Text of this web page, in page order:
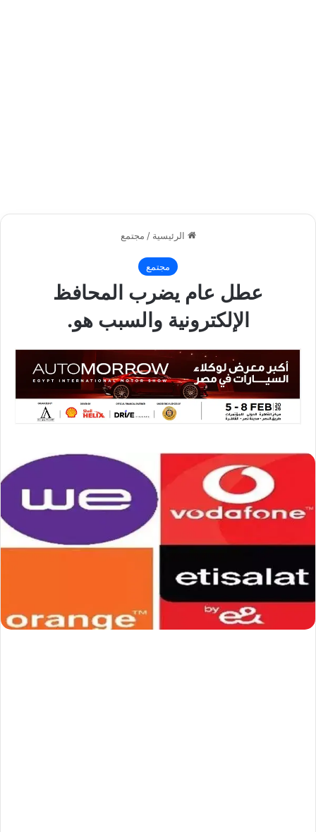
الرئيسية / مجتمع
مجتمع
عطل عام يضرب المحافظ
الإلكترونية والسبب هو.